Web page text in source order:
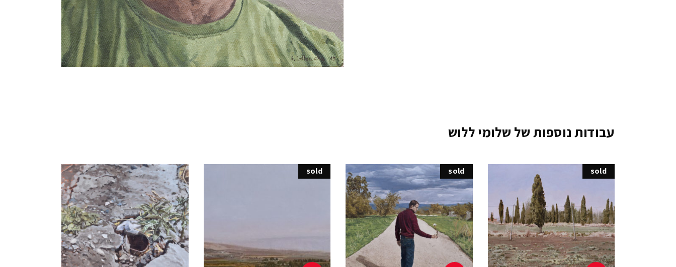
עבודות נוספות של שלומי ללוש
sold
sold
sold